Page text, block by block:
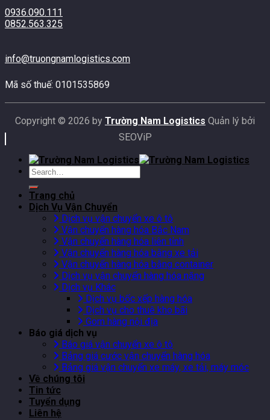
0936.090.111
0852.563.325
info@truongnamlogistics.com
Mã số thuế: 0101535869
Copyright © 2026 by Trường Nam Logistics Quản lý bởi
SEOViP
Trang chủ
Dịch Vụ Vận Chuyển
Dịch vụ vận chuyển xe ô tô
Vận chuyển hàng hóa Bắc Nam
Vận chuyển hàng hóa liên tỉnh
Vận chuyển hàng hóa bằng xe tải
Vận chuyển hàng hóa bằng container
Dịch vụ vận chuyển hàng hóa nặng
Dịch vụ Khác
Dịch vụ bốc xếp hàng hóa
Dịch vụ cho thuê kho bãi
Gom hàng nội địa
Báo giá dịch vụ
Báo giá vận chuyển xe ô tô
Bảng giá cước vận chuyển hàng hóa
Bảng giá vận chuyển xe máy, xe tải, máy móc
Về chúng tôi
Tin tức
Tuyển dụng
Liên hệ